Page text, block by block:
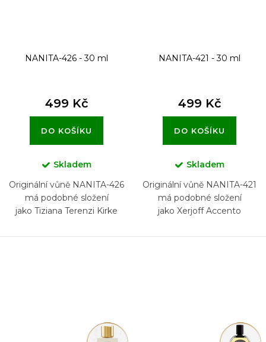
NANITA-426 - 30 ml
499 Kč
DO KOŠÍKU
Skladem
Originální vůně NANITA-426
má podobné složení
jako Tiziana Terenzi Kirke
NANITA-421 - 30 ml
499 Kč
DO KOŠÍKU
Skladem
Originální vůně NANITA-421
má podobné složení
jako Xerjoff Accento